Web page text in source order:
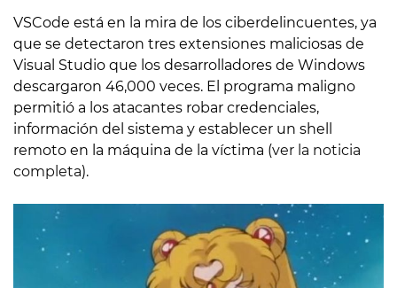
VSCode está en la mira de los ciberdelincuentes, ya
que se detectaron tres extensiones maliciosas de
Visual Studio que los desarrolladores de Windows
descargaron 46,000 veces. El programa maligno
permitió a los atacantes robar credenciales,
información del sistema y establecer un shell
remoto en la máquina de la víctima (ver la noticia
completa).